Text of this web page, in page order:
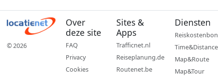
© 2026
Over
deze site
FAQ
Privacy
Cookies
Sites &
Apps
Trafficnet.nl
Reiseplanung.de
Routenet.be
Diensten
Reiskostenbon
Time&Distance
Map&Route
Map&Tour